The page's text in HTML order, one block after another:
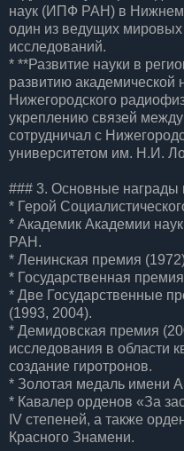
наук (ИПФ РАН) в Нижнем
один из ведущих
исследований.
* **Развитие науки в
развитию академической
Нижегородского
укреплению связей
сотрудничал с
университетом им. Н.И.
### 3. Основные награды
* Герой
* Академик Академии
РАН.
* Ленинская премия
* Государственная
* Две Государственные
(1993, 2004).
* Демидовская премия
исследования в области
создание гиротронов.
* Золотая медаль имени
* Кавалер орденов «За
IV степеней, а также
Красного Знамени.